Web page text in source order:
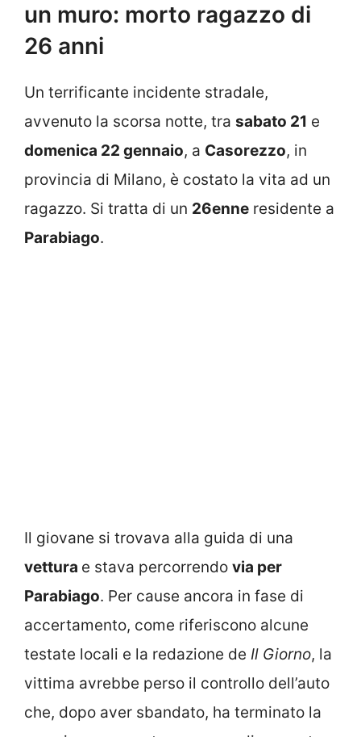
un muro: morto ragazzo di
26 anni
Un terrificante incidente stradale,
avvenuto la scorsa notte, tra sabato 21 e
domenica 22 gennaio, a Casorezzo, in
provincia di Milano, è costato la vita ad un
ragazzo. Si tratta di un 26enne residente a
Parabiago.
Il giovane si trovava alla guida di una
vettura e stava percorrendo via per
Parabiago. Per cause ancora in fase di
accertamento, come riferiscono alcune
testate locali e la redazione de Il Giorno, la
vittima avrebbe perso il controllo dell’auto
che, dopo aver sbandato, ha terminato la